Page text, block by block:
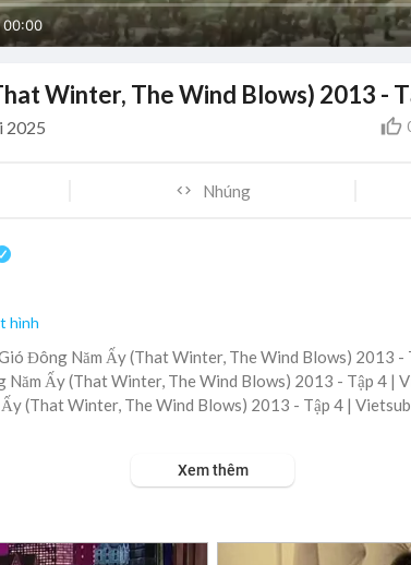
Winter, The Wind Blows) 2013 -
2025
Nhúng
hình
Đông Năm Ấy (That Winter, The Wind Blows) 2013 -
Năm Ấy (That Winter, The Wind Blows) 2013 - Tập 4 |
(That Winter, The Wind Blows) 2013 - Tập 4 |
Xem thêm